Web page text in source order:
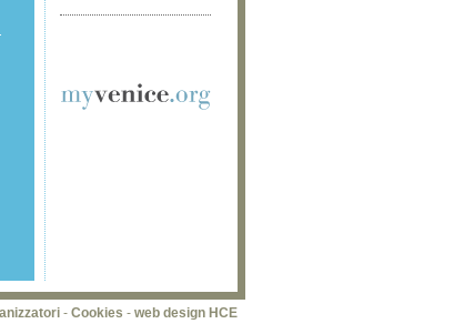
- Cookies - web design HCE